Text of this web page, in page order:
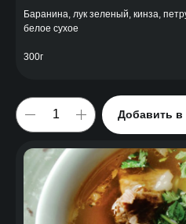
Баранина, лук зеленый, кинза,
белое сухое
300г
Добавить в